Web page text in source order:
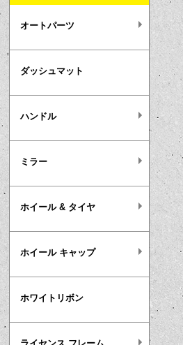
オートパーツ
ダッシュマット
ハンドル
ミラー
ホイール & タイヤ
ホイール キャップ
ホワイトリボン